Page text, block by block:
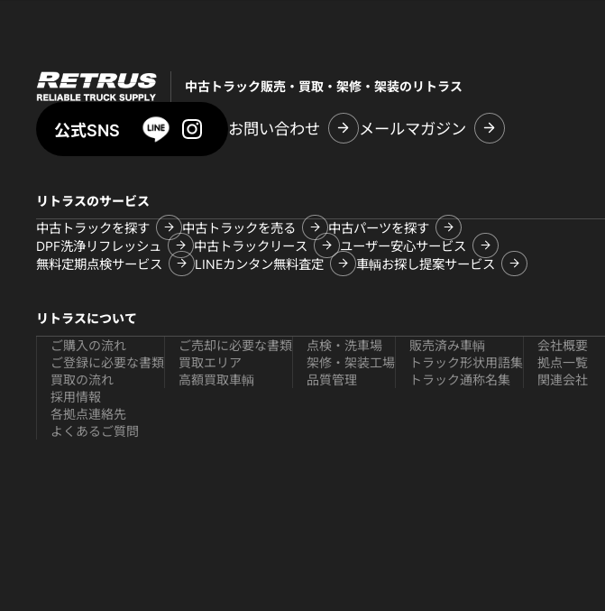
中古トラック販売・買取・架修・架装のリトラス
公式SNS お問い合わせ メールマガジン
リトラスのサービス
中古トラックを探す
中古トラックを売る
中古パーツを探す
DPF洗浄リフレッシュ
中古トラックリース
ユーザー安心サービス
無料定期点検サービス
LINEカンタン無料査定 車輌お探し提案サービス
リトラスについて
ご購入の流れ
ご登録に必要な書類
買取の流れ
ご売却に必要な書類
買取エリア
高額買取車輌
点検・洗車場
架修・架装工場
品質管理
販売済み車輌
トラック形状用語集
トラック通称名集
会社概要
拠点一覧
関連会社
採用情報
各拠点連絡先
よくあるご質問